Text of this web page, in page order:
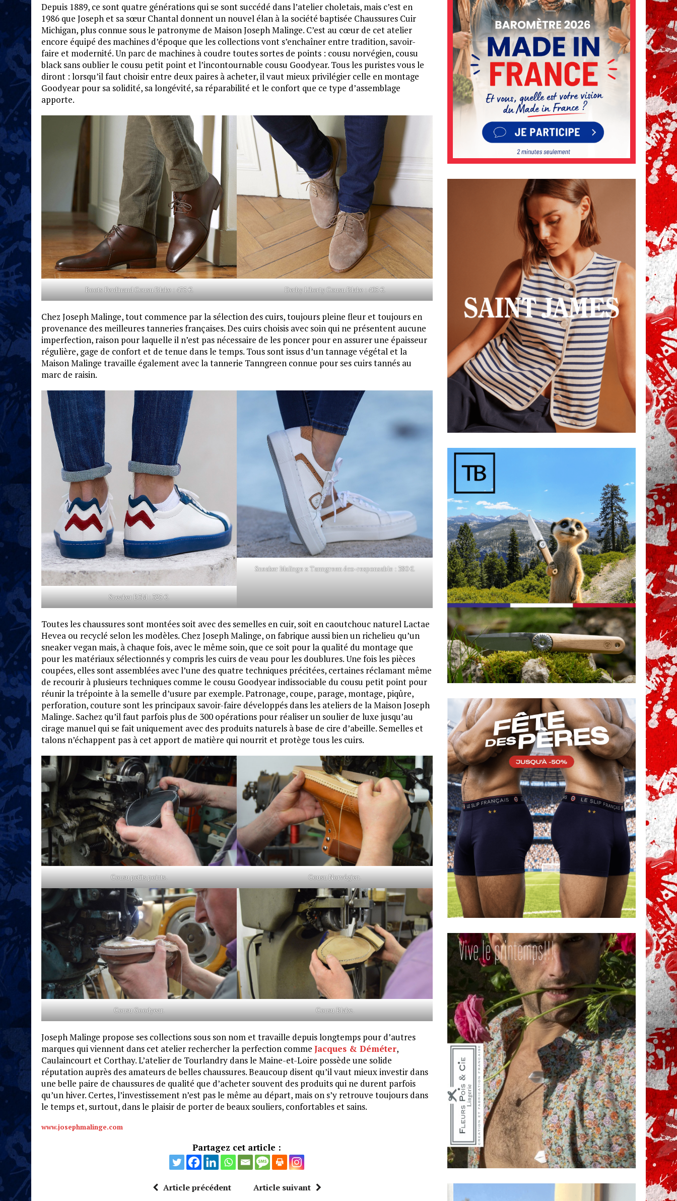
Depuis 1889, ce sont quatre générations qui se sont succédé dans l’atelier choletais, mais c’est en
1986 que Joseph et sa sœur Chantal donnent un nouvel élan à la société baptisée Chaussures Cuir
Michigan, plus connue sous le patronyme de Maison Joseph Malinge. C’est au cœur de cet atelier
encore équipé des machines d’époque que les collections vont s’enchaîner entre tradition, savoir-
faire et modernité. Un parc de machines à coudre toutes sortes de points : cousu norvégien, cousu
black sans oublier le cousu petit point et l’incontournable cousu Goodyear. Tous les puristes vous le
diront : lorsqu’il faut choisir entre deux paires à acheter, il vaut mieux privilégier celle en montage
Goodyear pour sa solidité, sa longévité, sa réparabilité et le confort que ce type d’assemblage
apporte.
Boots Ferdinand Cousu Blake : 475 €. Derby Liberty Cousu Blake : 405 €.
Chez Joseph Malinge, tout commence par la sélection des cuirs, toujours pleine fleur et toujours en
provenance des meilleures tanneries françaises. Des cuirs choisis avec soin qui ne présentent aucune
imperfection, raison pour laquelle il n’est pas nécessaire de les poncer pour en assurer une épaisseur
régulière, gage de confort et de tenue dans le temps. Tous sont issus d’un tannage végétal et la
Maison Malinge travaille également avec la tannerie Tanngreen connue pour ses cuirs tannés au
marc de raisin.
Sneaker B3M : 325 €.
Sneaker Malinge x Tanngreen éco-responsable : 380 €.
Toutes les chaussures sont montées soit avec des semelles en cuir, soit en caoutchouc naturel Lactae
Hevea ou recyclé selon les modèles. Chez Joseph Malinge, on fabrique aussi bien un richelieu qu’un
sneaker vegan mais, à chaque fois, avec le même soin, que ce soit pour la qualité du montage que
pour les matériaux sélectionnés y compris les cuirs de veau pour les doublures. Une fois les pièces
coupées, elles sont assemblées avec l’une des quatre techniques précitées, certaines réclamant même
de recourir à plusieurs techniques comme le cousu Goodyear indissociable du cousu petit point pour
réunir la trépointe à la semelle d’usure par exemple. Patronage, coupe, parage, montage, piqûre,
perforation, couture sont les principaux savoir-faire développés dans les ateliers de la Maison Joseph
Malinge. Sachez qu’il faut parfois plus de 300 opérations pour réaliser un soulier de luxe jusqu’au
cirage manuel qui se fait uniquement avec des produits naturels à base de cire d’abeille. Semelles et
talons n’échappent pas à cet apport de matière qui nourrit et protège tous les cuirs.
Cousu petits points. Cousu Norvégien.
Cousu Goodyear. Cousu Blake.
Joseph Malinge propose ses collections sous son nom et travaille depuis longtemps pour d’autres
marques qui viennent dans cet atelier rechercher la perfection comme Jacques & Déméter,
Caulaincourt et Corthay. L’atelier de Tourlandry dans le Maine-et-Loire possède une solide
réputation auprès des amateurs de belles chaussures. Beaucoup disent qu’il vaut mieux investir dans
une belle paire de chaussures de qualité que d’acheter souvent des produits qui ne durent parfois
qu’un hiver. Certes, l’investissement n’est pas le même au départ, mais on s’y retrouve toujours dans
le temps et, surtout, dans le plaisir de porter de beaux souliers, confortables et sains.
www.josephmalinge.com
Partagez cet article :
Article précédent Article suivant